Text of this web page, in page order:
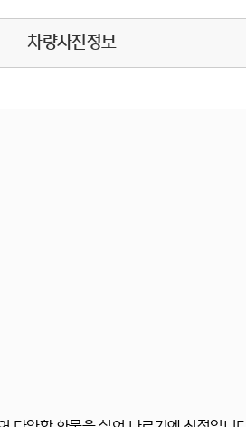
차량사진정보